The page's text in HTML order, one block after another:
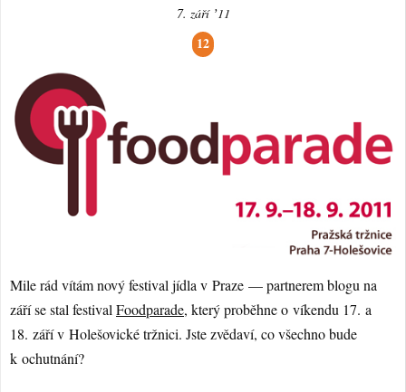
7. září ʼ11
12
Mile rád vítám nový festival jídla v Praze — partnerem blogu na
září se stal festivalFoodparade, který proběhne o víkendu 17. a
18. září v Holešovické tržnici. Jste zvědaví, co všechno bude
k ochutnání?